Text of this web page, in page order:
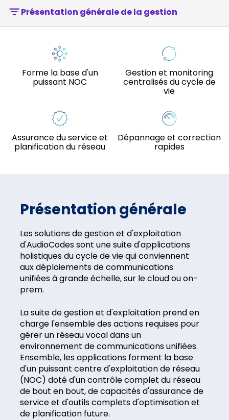
Présentation générale de la gestion
Forme la base d'un
puissant NOC
Gestion et monitoring
centralisés du cycle de
vie
Assurance du service et
planification du réseau
Dépannage et correction
rapides
Présentation générale
Les solutions de gestion et d'exploitation
d'AudioCodes sont une suite d'applications
holistiques du cycle de vie qui conviennent
aux déploiements de communications
unifiées à grande échelle, sur le cloud ou on-
prem.
La suite de gestion et d'exploitation prend en
charge l'ensemble des actions requises pour
gérer un réseau vocal dans un
environnement de communications unifiées.
Ensemble, les applications forment la base
d'un puissant centre d'exploitation de réseau
(NOC) doté d'un contrôle complet du réseau
de bout en bout, de capacités d'assurance de
service et d'outils complets d'optimisation et
de planification future.